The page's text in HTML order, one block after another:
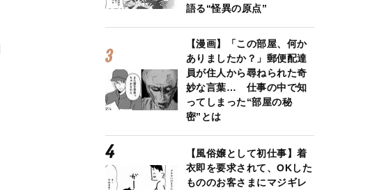
語る“怪異の原点”
【漫画】「この部屋、何か
ありましたか？」郵便配達
員が住人から尋ねられた奇
妙な言葉… 仕事の中で知
ってしまった“部屋の秘
密”とは
【風俗嬢として初仕事】着
衣即を要求されて、OKした
もののお客さまにマジギレ